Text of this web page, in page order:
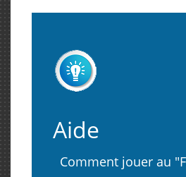
Aide
Comment jouer au